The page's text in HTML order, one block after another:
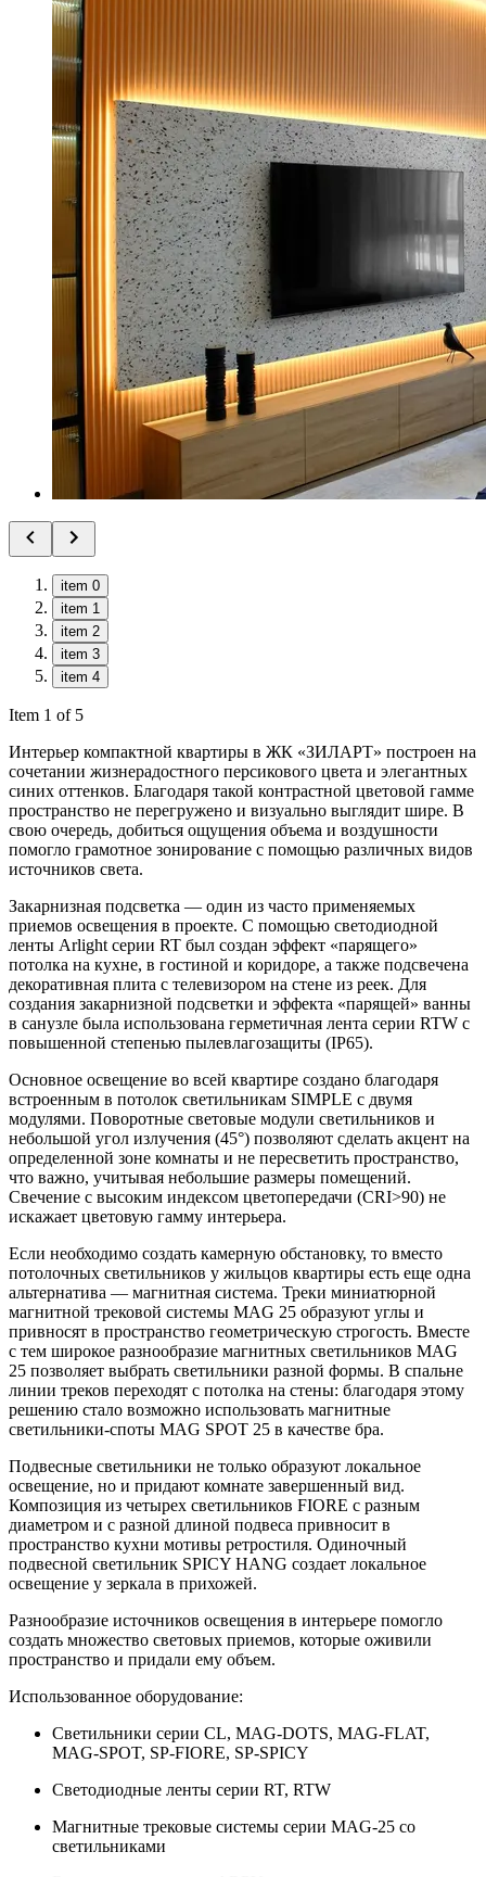
item 0
item 1
item 2
item 3
item 4
Item 1 of 5
Интерьер компактной квартиры в ЖК «ЗИЛАРТ» построен на
сочетании жизнерадостного персикового цвета и элегантных
синих оттенков. Благодаря такой контрастной цветовой гамме
пространство не перегружено и визуально выглядит шире. В
свою очередь, добиться ощущения объема и воздушности
помогло грамотное зонирование с помощью различных видов
источников света.
Закарнизная подсветка — один из часто применяемых
приемов освещения в проекте. С помощью светодиодной
ленты Arlight серии RT был создан эффект «парящего»
потолка на кухне, в гостиной и коридоре, а также подсвечена
декоративная плита с телевизором на стене из реек. Для
создания закарнизной подсветки и эффекта «парящей» ванны
в санузле была использована герметичная лента серии RTW с
повышенной степенью пылевлагозащиты (IP65).
Основное освещение во всей квартире создано благодаря
встроенным в потолок светильникам SIMPLE с двумя
модулями. Поворотные световые модули светильников и
небольшой угол излучения (45°) позволяют сделать акцент на
определенной зоне комнаты и не пересветить пространство,
что важно, учитывая небольшие размеры помещений.
Свечение с высоким индексом цветопередачи (CRI>90) не
искажает цветовую гамму интерьера.
Если необходимо создать камерную обстановку, то вместо
потолочных светильников у жильцов квартиры есть еще одна
альтернатива — магнитная система. Треки миниатюрной
магнитной трековой системы MAG 25 образуют углы и
привносят в пространство геометрическую строгость. Вместе
с тем широкое разнообразие магнитных светильников MAG
25 позволяет выбрать светильники разной формы. В спальне
линии треков переходят с потолка на стены: благодаря этому
решению стало возможно использовать магнитные
светильники-споты MAG SPOT 25 в качестве бра.
Подвесные светильники не только образуют локальное
освещение, но и придают комнате завершенный вид.
Композиция из четырех светильников FIORE с разным
диаметром и с разной длиной подвеса привносит в
пространство кухни мотивы ретростиля. Одиночный
подвесной светильник SPICY HANG создает локальное
освещение у зеркала в прихожей.
Разнообразие источников освещения в интерьере помогло
создать множество световых приемов, которые оживили
пространство и придали ему объем.
Использованное оборудование:
Светильники серии CL, MAG-DOTS, MAG-FLAT,
MAG-SPOT, SP-FIORE, SP-SPICY
Светодиодные ленты серии RT, RTW
Магнитные трековые системы серии MAG-25 со
светильниками